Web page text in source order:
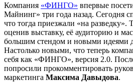
Компания «ФИНГО» впервые
Майнинг» три года назад. Сегодня
что тогда приезжали «на разведку».
оценив выставку, её аудиторию и
большим стендом и новыми идеями
Настолько новыми, что теперь
себя как «ФИНГО», версия 2.0.
попросили прокомментировать
маркетинга Максима Давыдова.